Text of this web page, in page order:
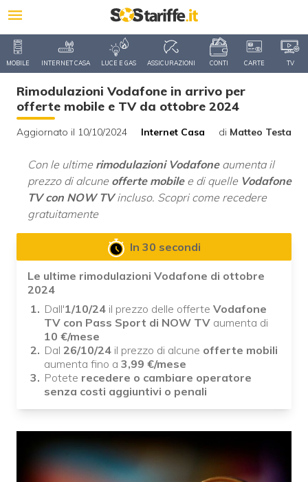
MOBILE INTERNET CASA LUCE E GAS ASSICURAZIONI CONTI CARTE TV
Rimodulazioni Vodafone in arrivo per
offerte mobile e TV da ottobre 2024
Aggiornato il 10/10/2024 Internet Casa di Matteo Testa
Con le ultime rimodulazioni Vodafoneaumenta il
prezzo di alcune offerte mobilee di quelle Vodafone
TV con NOW TVincluso. Scopri come recedere
gratuitamente
In 30 secondi
Le ultime rimodulazioni Vodafone di ottobre
2024
Dall'1/10/24 il prezzo delle offerte Vodafone
TV con Pass Sport di NOW TV aumenta di
10 €/mese
Dal 26/10/24 il prezzo di alcune offerte mobili
aumenta fino a 3,99 €/mese
Potete recedere o cambiare operatore
senza costi aggiuntivi o penali